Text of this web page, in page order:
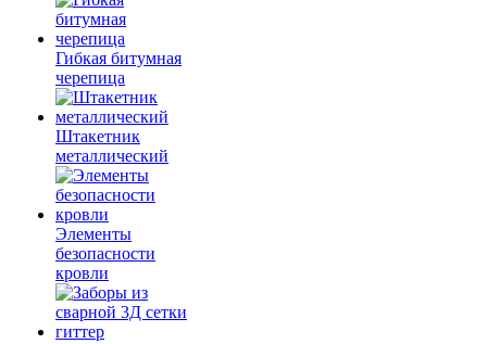
Гибкая битумная
черепица
Штакетник
металлический
Элементы
безопасности
кровли